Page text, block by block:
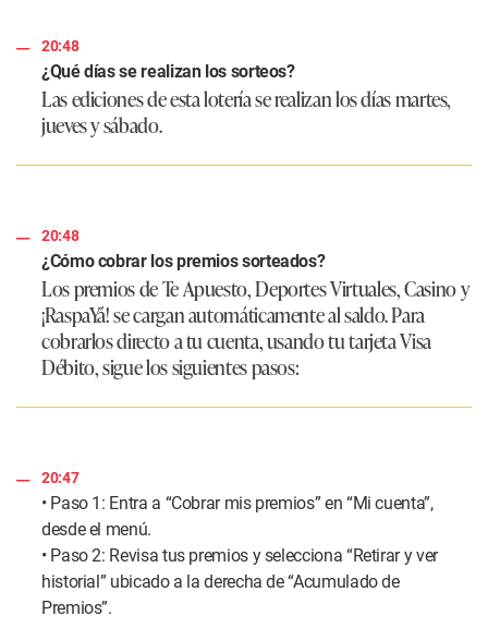
20:48
¿Qué días se realizan los sorteos?
Las ediciones de esta lotería se realizan los días martes,
jueves y sábado.
20:48
¿Cómo cobrar los premios sorteados?
Los premios de Te Apuesto, Deportes Virtuales, Casino y
¡RaspaYá! se cargan automáticamente al saldo. Para
cobrarlos directo a tu cuenta, usando tu tarjeta Visa
Débito, sigue los siguientes pasos:
20:47
• Paso 1: Entra a “Cobrar mis premios” en “Mi cuenta”,
desde el menú.
• Paso 2: Revisa tus premios y selecciona “Retirar y ver
historial” ubicado a la derecha de “Acumulado de
Premios”.